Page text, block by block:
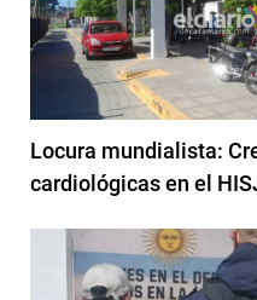
Locura mundialista:
cardiológicas en el